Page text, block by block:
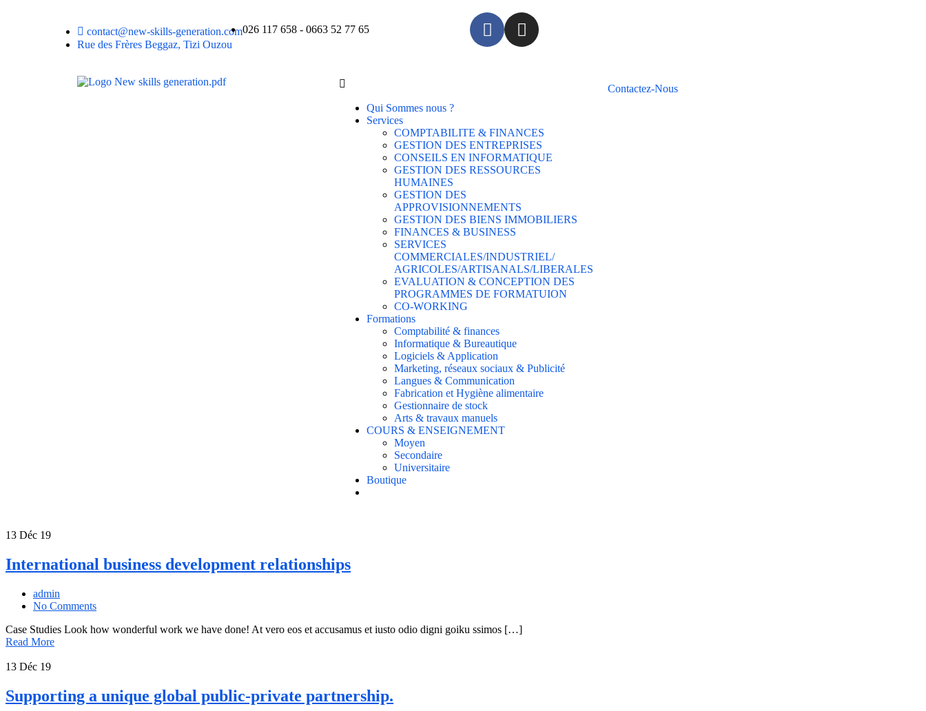
contact@new-skills-generation.com026 117 658 - 0663 52 77 65
Rue des Frères Beggaz, Tizi Ouzou
Qui Sommes nous ?
Services
COMPTABILITE & FINANCES
GESTION DES ENTREPRISES
CONSEILS EN INFORMATIQUE
GESTION DES RESSOURCES
HUMAINES
GESTION DES
APPROVISIONNEMENTS
GESTION DES BIENS IMMOBILIERS
FINANCES & BUSINESS
SERVICES
COMMERCIALES/INDUSTRIEL/
AGRICOLES/ARTISANALS/LIBERALES
EVALUATION & CONCEPTION DES
PROGRAMMES DE FORMATUION
CO-WORKING
Formations
Comptabilité & finances
Informatique & Bureautique
Logiciels & Application
Marketing, réseaux sociaux & Publicité
Langues & Communication
Fabrication et Hygiène alimentaire
Gestionnaire de stock
Arts & travaux manuels
COURS & ENSEIGNEMENT
Moyen
Secondaire
Universitaire
Boutique
Contactez-Nous
13 Déc 19
International business development relationships
admin
No Comments
Case Studies Look how wonderful work we have done! At vero eos et accusamus et iusto odio digni goiku ssimos […]
Read More
13 Déc 19
Supporting a unique global public-private partnership.